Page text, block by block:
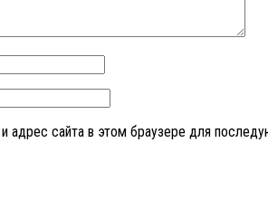
адрес сайта в этом браузере для